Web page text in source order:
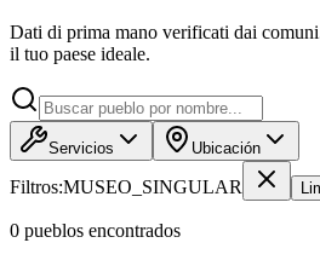
Dati di prima mano verificati dai
il tuo paese ideale.
Servicios Ubicación
Filtros:MUSEO_SINGULAR
0 pueblos encontrados